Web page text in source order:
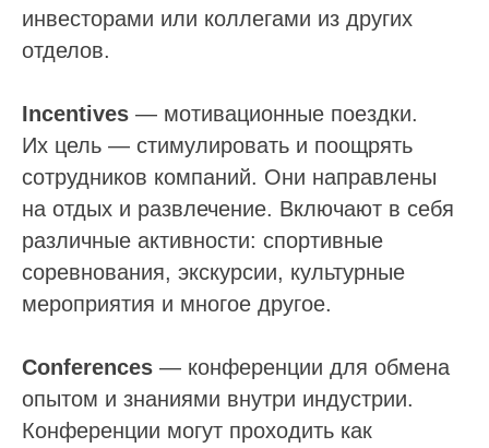
инвесторами или коллегами из других
отделов.
Incentives — мотивационные поездки.
Их цель — стимулировать и поощрять
сотрудников компаний. Они направлены
на отдых и развлечение. Включают в себя
различные активности: спортивные
соревнования, экскурсии, культурные
мероприятия и многое другое.
Conferences — конференции для обмена
опытом и знаниями внутри индустрии.
Конференции могут проходить как